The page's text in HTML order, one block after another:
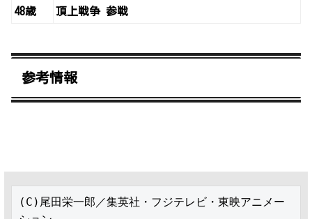
48歳 頂上戦争 参戦
参考情報
(C)尾田栄一郎／集英社・フジテレビ・東映アニメー